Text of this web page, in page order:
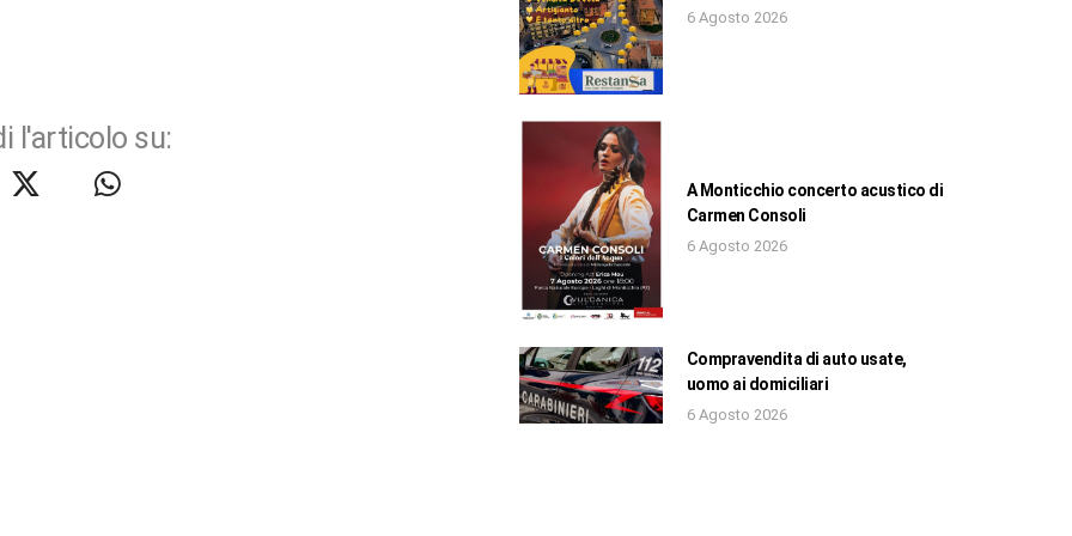
l'articolo su:
6 Agosto 2026
A Monticchio concerto acustico di
Carmen Consoli
6 Agosto 2026
Compravendita di auto usate,
uomo ai domiciliari
6 Agosto 2026